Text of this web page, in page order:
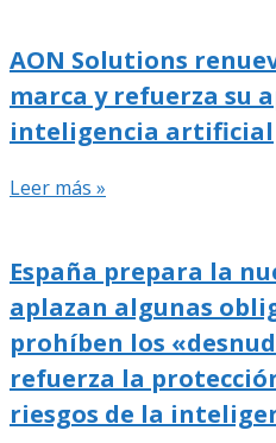
AON Solutions
marca y refuerza su
inteligencia artificial
Leer más »
España prepara la
aplazan algunas
prohíben los
refuerza la
riesgos de la